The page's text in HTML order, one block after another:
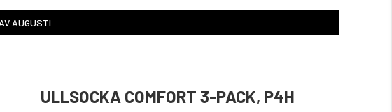
AUGUSTI
ULLSOCKA COMFORT 3-PACK, P4H